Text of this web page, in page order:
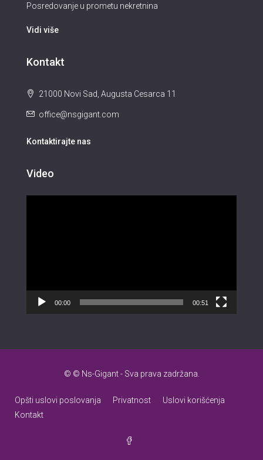
Posredovanje u prometu nekretnina
Vidi više
Kontakt
21000 Novi Sad, Augusta Cesarca 11
office@nsgigant.com
Kontaktirajte nas
Video
00:00 00:51
© © Ns-Gigant - Sva prava zadržana.
Opšti uslovi poslovanja Privatnost
Uslovi korišćenja
Kontakt